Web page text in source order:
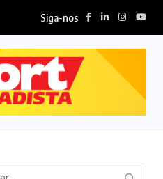
Siga-nos